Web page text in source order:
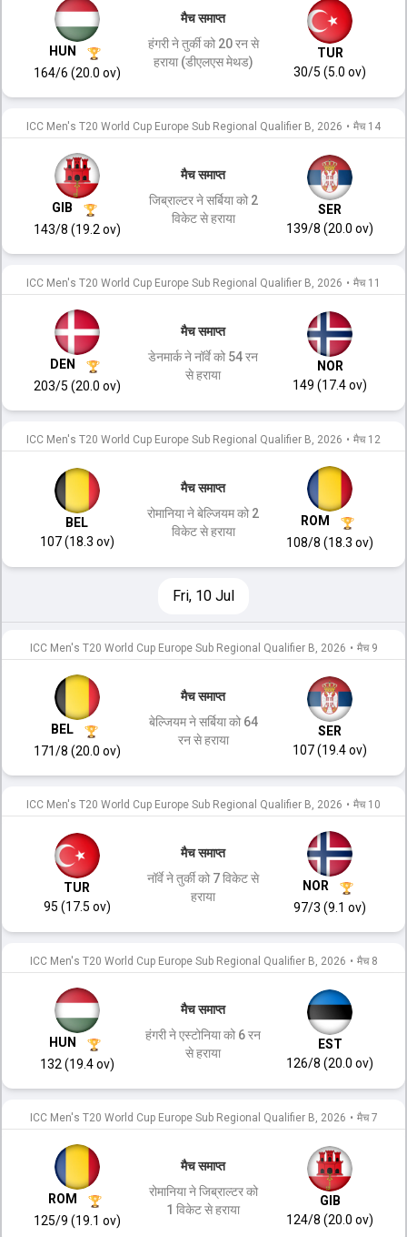
HUN
164/6 (20.0 ov)
मैच समाप्त
हंगरी ने तुर्की को 20 रन से
हराया (डीएलएस मेथड)
TUR
30/5 (5.0 ov)
ICC Men's T20 World Cup Europe Sub Regional Qualifier B, 2026 • मैच 14
GIB
143/8 (19.2 ov)
मैच समाप्त
जिब्राल्टर ने सर्बिया को 2
विकेट से हराया
SER
139/8 (20.0 ov)
ICC Men's T20 World Cup Europe Sub Regional Qualifier B, 2026 • मैच 11
DEN
203/5 (20.0 ov)
मैच समाप्त
डेनमार्क ने नॉर्वे को 54 रन
से हराया
NOR
149 (17.4 ov)
ICC Men's T20 World Cup Europe Sub Regional Qualifier B, 2026 • मैच 12
BEL
107 (18.3 ov)
मैच समाप्त
रोमानिया ने बेल्जियम को 2
विकेट से हराया
ROM
108/8 (18.3 ov)
Fri, 10 Jul
ICC Men's T20 World Cup Europe Sub Regional Qualifier B, 2026 • मैच 9
BEL
171/8 (20.0 ov)
मैच समाप्त
बेल्जियम ने सर्बिया को 64
रन से हराया
SER
107 (19.4 ov)
ICC Men's T20 World Cup Europe Sub Regional Qualifier B, 2026 • मैच 10
TUR
95 (17.5 ov)
मैच समाप्त
नॉर्वे ने तुर्की को 7 विकेट से
हराया
NOR
97/3 (9.1 ov)
ICC Men's T20 World Cup Europe Sub Regional Qualifier B, 2026 • मैच 8
HUN
132 (19.4 ov)
मैच समाप्त
हंगरी ने एस्टोनिया को 6 रन
से हराया
EST
126/8 (20.0 ov)
ICC Men's T20 World Cup Europe Sub Regional Qualifier B, 2026 • मैच 7
ROM
125/9 (19.1 ov)
मैच समाप्त
रोमानिया ने जिब्राल्टर को
1 विकेट से हराया
GIB
124/8 (20.0 ov)